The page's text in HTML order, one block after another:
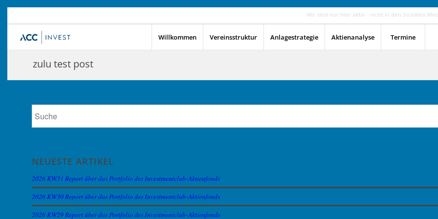
Wir sind nur hier aktiv - nicht in den Sozialen
Willkommen Vereinsstruktur Anlagestrategie Aktienanalyse Termine
zulu test post
NEUESTE ARTIKEL
2026 KW31 Report über das Portfolio des Investmentclub-Aktienfonds
2026 KW30 Report über das Portfolio des Investmentclub-Aktienfonds
2026 KW29 Report über das Portfolio des Investmentclub-Aktienfonds